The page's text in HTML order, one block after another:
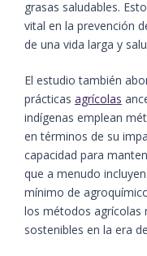
grasas saludables.
vital en la prevención
de una vida larga y
El estudio también
prácticas agrícolas
indígenas emplean
en términos de su
capacidad para
que a menudo
mínimo de
los métodos agrícolas
sostenibles en la era